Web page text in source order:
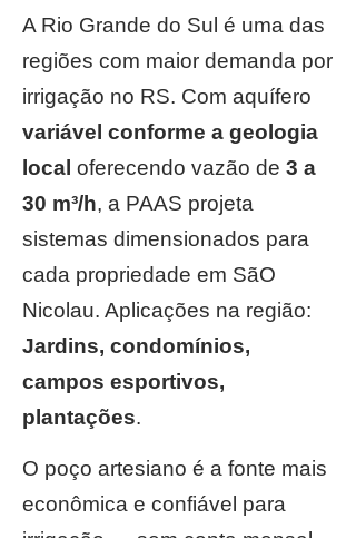
A Rio Grande do Sul é uma das
regiões com maior demanda por
irrigação no RS. Com aquífero
variável conforme a geologia
local oferecendo vazão de 3 a
30 m³/h, a PAAS projeta
sistemas dimensionados para
cada propriedade em SãO
Nicolau. Aplicações na região:
Jardins, condomínios,
campos esportivos,
plantações.
O poço artesiano é a fonte mais
econômica e confiável para